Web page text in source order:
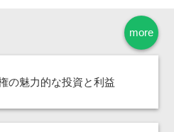
more
の魅力的な投資と利益